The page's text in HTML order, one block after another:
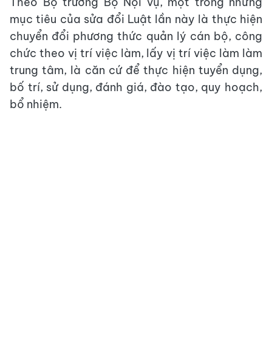
mục tiêu của sửa đổi Luật lần này là thực hiện
chuyển đổi phương thức quản lý cán bộ, công
chức theo vị trí việc làm, lấy vị trí việc làm làm
trung tâm, là căn cứ để thực hiện tuyển dụng,
bố trí, sử dụng, đánh giá, đào tạo, quy hoạch,
bổ nhiệm.